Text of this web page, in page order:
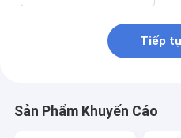
Tiếp
Sản Phẩm Khuyến Cáo